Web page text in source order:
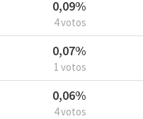
0,09%
4 votos
0,07%
1 votos
0,06%
4 votos